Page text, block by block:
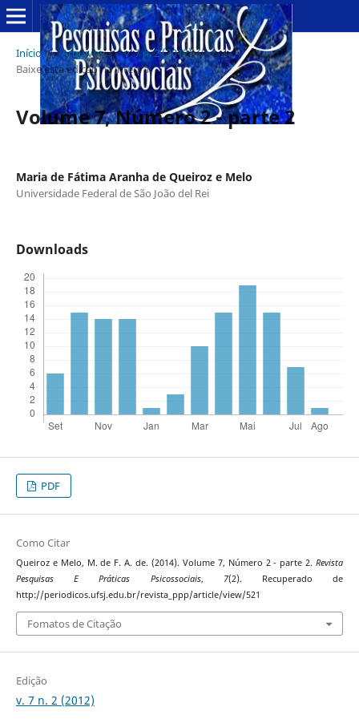
Início / Arquivos / v. 7 n. 2 (2012) /
Baixe esta edição na íntegra
Volume 7, Número 2 - parte 2
Maria de Fátima Aranha de Queiroz e Melo
Universidade Federal de São João del Rei
Downloads
PDF
Como Citar
Queiroz e Melo, M. de F. A. de. (2014). Volume 7, Número 2 - parte 2.Revista
Pesquisas E Práticas Psicossociais, 7(2). Recuperado de
http://periodicos.ufsj.edu.br/revista_ppp/article/view/521
Fomatos de Citação
Edição
v. 7 n. 2 (2012)